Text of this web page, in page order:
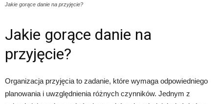
Jakie gorące danie na przyjęcie?
Jakie gorące danie na
przyjęcie?
Organizacja przyjęcia to zadanie, które wymaga odpowiedniego
planowania i uwzględnienia różnych czynników. Jednym z